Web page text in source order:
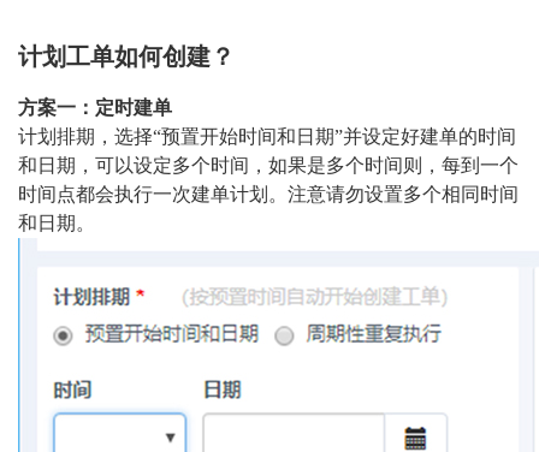
计划工单如何创建？
方案一：定时建单
计划排期，选择“预置开始时间和日期”并设定好建单的时间
和日期，可以设定多个时间，如果是多个时间则，每到一个
时间点都会执行一次建单计划。注意请勿设置多个相同时间
和日期。